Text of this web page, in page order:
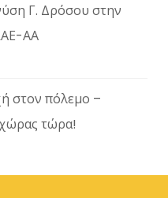
Γ. Δρόσου στην
ΑΑ
στον πόλεμο –
τώρα!